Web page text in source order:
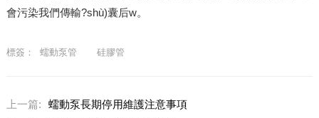
會污染我們傳輸?shù)囊后w。
標簽： 蠕動泵管 硅膠管
上一篇:
蠕動泵長期停用維護注意事項